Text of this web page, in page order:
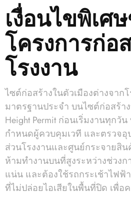
เงื่อนไขพิเศ
โครงการก่อ
โรงงาน
ไซต์ก่อสร้างในตัวเมืองต่างจาก
มาตรฐานประจำ บนไซต์ก่อสร้า
Height Permit ก่อนเริ่มงานทุกวั
กำหนดผู้ควบคุมเวที และตรวจ
ส่วนโรงงานและศูนย์กระจายสิ
ห้ามทำงานบนที่สูงระหว่างช่วง
แน่น และต้องใช้รถกระเช้าไฟ
ที่ไม่ปล่อยไอเสียในพื้นที่ปิด เพื่